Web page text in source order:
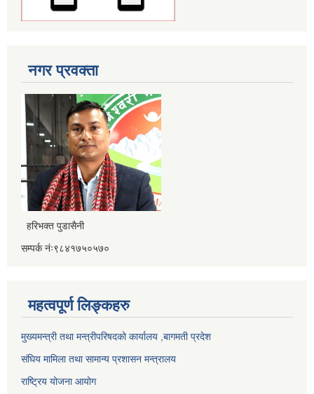
नगर प्रवक्ता
हरिभक्त पुडासैनी
सम्पर्क नंः९८४१७५०५७०
महत्वपूर्ण लिङ्कहरु
मुख्यमन्त्री तथा मन्त्रीपरिषदको कार्यालय ,बागमती प्रदेश
संघिय मामिला तथा सामान्य प्रशासन मन्त्रालय
राष्ट्रिय योजना आयोग